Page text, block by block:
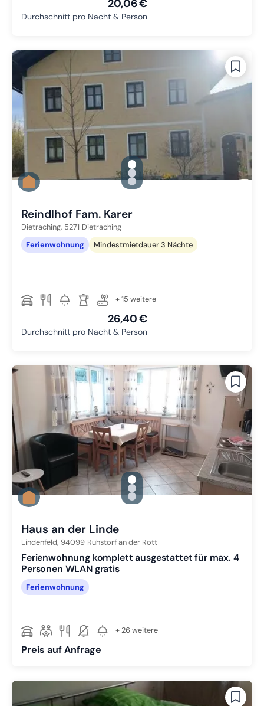
20,06 €
Durchschnitt pro Nacht & Person
gallery.slide_selector
Zu Slide 1 wechseln
Zu Slide 2 wechseln
Zu Slide 3 wechseln
Reindlhof Fam. Karer
Dietraching, 5271 Dietraching
Ferienwohnung
Mindestmietdauer 3 Nächte
+ 15 weitere
26,40 €
Durchschnitt pro Nacht & Person
gallery.slide_selector
Zu Slide 1 wechseln
Zu Slide 2 wechseln
Zu Slide 3 wechseln
Haus an der Linde
Lindenfeld, 94099 Ruhstorf an der Rott
Ferienwohnung komplett ausgestattet für max. 4
Personen WLAN gratis
Ferienwohnung
+ 26 weitere
Preis auf Anfrage